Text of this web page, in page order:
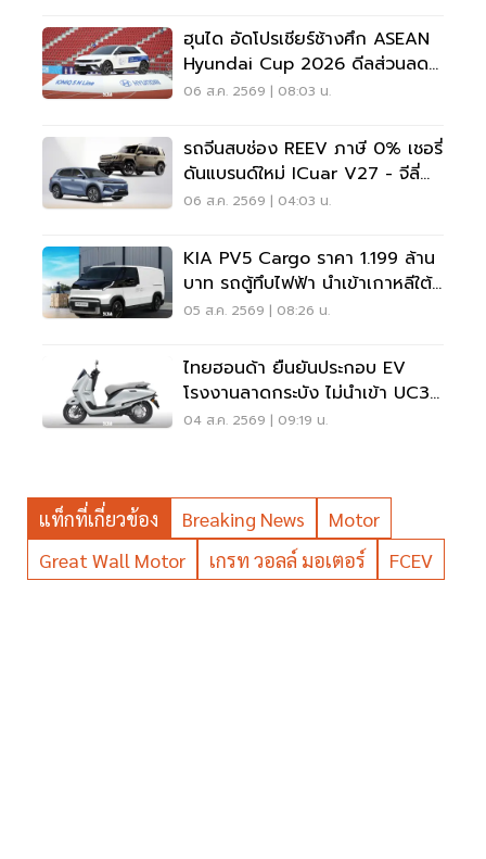
ฮุนได อัดโปรเชียร์ช้างศึก ASEAN
Hyundai Cup 2026 ดีลส่วนลด
5 แสน แจกเสื้อทีมชาติไทย
06 ส.ค. 2569 | 08:03 น.
รถจีนสบช่อง REEV ภาษี 0% เชอรี่
ดันแบรนด์ใหม่ ICuar V27 - จีลี่
ส่ง Starray
06 ส.ค. 2569 | 04:03 น.
KIA PV5 Cargo ราคา 1.199 ล้าน
บาท รถตู้ทึบไฟฟ้า นำเข้าเกาหลีใต้
ภาษี 0%
05 ส.ค. 2569 | 08:26 น.
ไทยฮอนด้า ยืนยันประกอบ EV
โรงงานลาดกระบัง ไม่นำเข้า UC3
เวียดนาม
04 ส.ค. 2569 | 09:19 น.
แท็กที่เกี่ยวข้อง Breaking News
Motor
Great Wall Motor
เกรท วอลล์ มอเตอร์ FCEV